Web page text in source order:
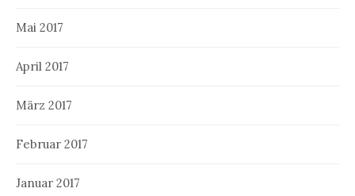
Mai 2017
April 2017
März 2017
Februar 2017
Januar 2017